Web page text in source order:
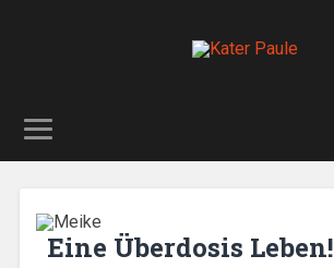
Eine Überdosis Leben!